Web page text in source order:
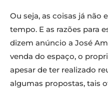
Ou seja, as coisas já não
tempo. E as razões para
dizem anúncio a José
venda do espaço, o
apesar de ter realizado
algumas propostas, tais